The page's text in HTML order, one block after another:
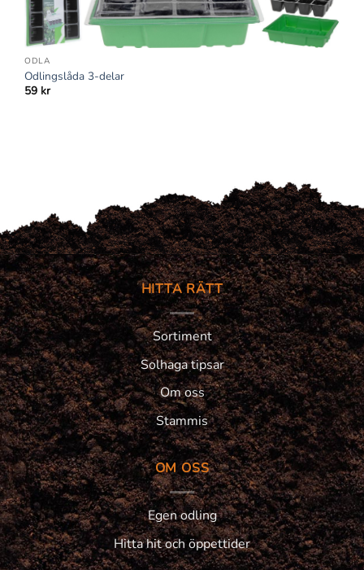
ODLA
Odlingslåda 3-delar
59 kr
HITTA RÄTT
Sortiment
Solhaga tipsar
Om oss
Stammis
OM OSS
Egen odling
Hitta hit och öppettider